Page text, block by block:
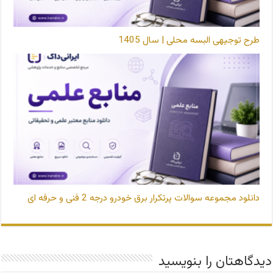
طرح توجیهی البسه محلی | سال 1405
دانلود مجموعه سوالات پرتکرار برق خودرو درجه 2 فنی و حرفه ای
دیدگاهتان را بنویسید